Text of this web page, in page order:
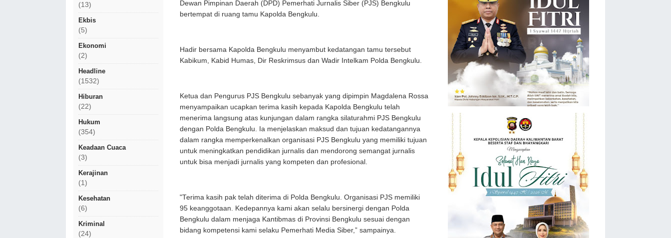
(13)
Ekbis
(5)
Ekonomi
(2)
Headline
(1532)
Hiburan
(22)
Hukum
(354)
Keadaan Cuaca
(3)
Kerajinan
(1)
Kesehatan
(6)
Kriminal
(24)
Dewan Pimpinan Daerah (DPD) Pemerhati Jurnalis Siber (PJS) Bengkulu
bertempat di ruang tamu Kapolda Bengkulu.
Hadir bersama Kapolda Bengkulu menyambut kedatangan tamu tersebut
Kabikum, Kabid Humas, Dir Reskrimsus dan Wadir Intelkam Polda Bengkulu.
Ketua dan Pengurus PJS Bengkulu sebanyak yang dipimpin Magdalena Rossa
menyampaikan ucapkan terima kasih kepada Kapolda Bengkulu telah
menerima langsung atas kunjungan dalam rangka silaturahmi PJS Bengkulu
dengan Polda Bengkulu. Ia menjelaskan maksud dan tujuan kedatangannya
dalam rangka memperkenalkan organisasi PJS Bengkulu yang memiliki tujuan
untuk meningkatkan pendidikan jurnalis dan mendorong semangat jurnalis
untuk bisa menjadi jurnalis yang kompeten dan profesional.
"Terima kasih pak telah diterima di Polda Bengkulu. Organisasi PJS memiliki
95 keanggotaan. Kedepannya kami akan selalu bersinergi dengan Polda
Bengkulu dalam menjaga Kantibmas di Provinsi Bengkulu sesuai dengan
bidang kompetensi kami selaku Pemerhati Media Siber,” sampainya.